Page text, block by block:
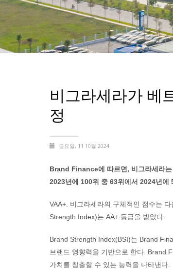
비그라세라가 베
정
금요일, 11 10월 2024
Brand Finance에 따르면, 비그라세라
2023년에 100위 중 63위에서 2024년에
VAA+. 비그라세라의 구체적인 점수는
Strength Index)는 AA+ 등급을 받았다.
Brand Strength Index(BSI)는 Brand
브랜드 영향력을 기반으로 한다. Brand
가치를 창출할 수 있는 능력을 나타낸다.